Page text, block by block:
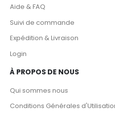
Aide & FAQ
Suivi de commande
Expédition & Livraison
Login
À PROPOS DE NOUS
Qui sommes nous
Conditions Générales